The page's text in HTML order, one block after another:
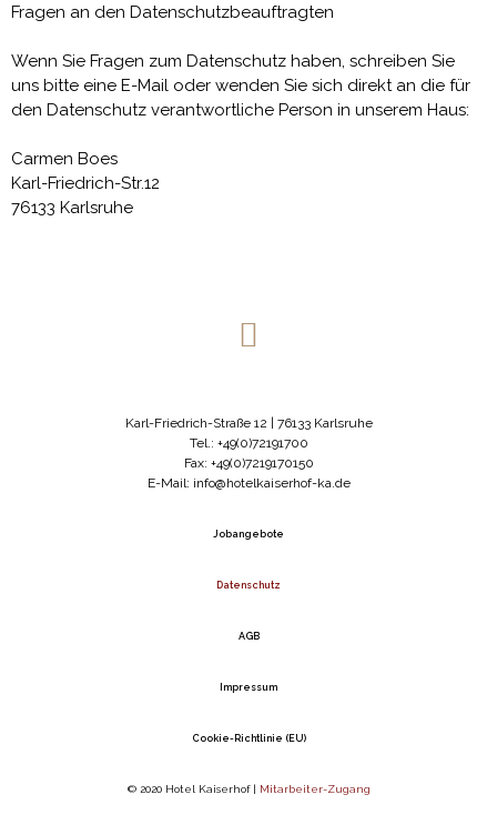
Fragen an den Datenschutzbeauftragten
Wenn Sie Fragen zum Datenschutz haben, schreiben Sie
uns bitte eine E-Mail oder wenden Sie sich direkt an die für
den Datenschutz verantwortliche Person in unserem Haus:
Carmen Boes
Karl-Friedrich-Str.12
76133 Karlsruhe
Karl-Friedrich-Straße 12 | 76133 Karlsruhe
Tel.: +49(0)72191700
Fax: +49(0)7219170150
E-Mail: info@hotelkaiserhof-ka.de
Jobangebote
Datenschutz
AGB
Impressum
Cookie-Richtlinie (EU)
© 2020 Hotel Kaiserhof | Mitarbeiter-Zugang